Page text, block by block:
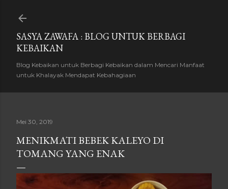
SASYA ZAWAFA : BLOG UNTUK BERBAGI
KEBAIKAN
Blog Kebaikan untuk Berbagi Kebaikan dalam Mencari Manfaat
untuk Khalayak Mendapat Kebahagiaan
Mei 30, 2019
MENIKMATI BEBEK KALEYO DI
TOMANG YANG ENAK